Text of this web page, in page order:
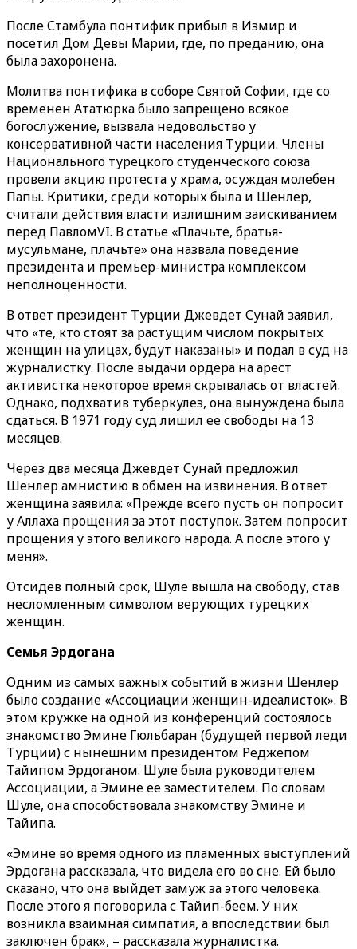
После Стамбула понтифик прибыл в Измир и
посетил Дом Девы Марии, где, по преданию, она
была захоронена.
Молитва понтифика в соборе Святой Софии, где со
временен Ататюрка было запрещено всякое
богослужение, вызвала недовольство у
консервативной части населения Турции. Члены
Национального турецкого студенческого союза
провели акцию протеста у храма, осуждая молебен
Папы. Критики, среди которых была и Шенлер,
считали действия власти излишним заискиванием
перед ПавломVI. В статье «Плачьте, братья-
мусульмане, плачьте» она назвала поведение
президента и премьер-министра комплексом
неполноценности.
В ответ президент Турции Джевдет Сунай заявил,
что «те, кто стоят за растущим числом покрытых
женщин на улицах, будут наказаны» и подал в суд на
журналистку. После выдачи ордера на арест
активистка некоторое время скрывалась от властей.
Однако, подхватив туберкулез, она вынуждена была
сдаться. В 1971 году суд лишил ее свободы на 13
месяцев.
Через два месяца Джевдет Сунай предложил
Шенлер амнистию в обмен на извинения. В ответ
женщина заявила: «Прежде всего пусть он попросит
у Аллаха прощения за этот поступок. Затем попросит
прощения у этого великого народа. А после этого у
меня».
Отсидев полный срок, Шуле вышла на свободу, став
несломленным символом верующих турецких
женщин.
Семья Эрдогана
Одним из самых важных событий в жизни Шенлер
было создание «Ассоциации женщин-идеалисток». В
этом кружке на одной из конференций состоялось
знакомство Эмине Гюльбаран (будущей первой леди
Турции) с нынешним президентом Реджепом
Тайипом Эрдоганом. Шуле была руководителем
Ассоциации, а Эмине ее заместителем. По словам
Шуле, она способствовала знакомству Эмине и
Тайипа.
«Эмине во время одного из пламенных выступлений
Эрдогана рассказала, что видела его во сне. Ей было
сказано, что она выйдет замуж за этого человека.
После этого я поговорила с Тайип-беем. У них
возникла взаимная симпатия, а впоследствии был
заключен брак», – рассказала журналистка.